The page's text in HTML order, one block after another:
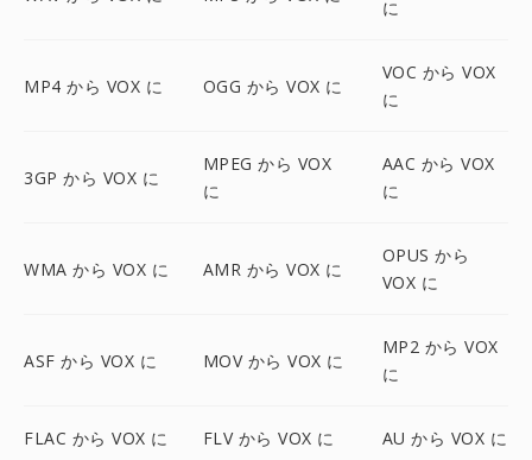
に
MP4 から VOX に OGG から VOX に
VOC から VOX
に
3GP から VOX に
MPEG から VOX
に
AAC から VOX
に
WMA から VOX に AMR から VOX に
OPUS から
VOX に
ASF から VOX に MOV から VOX に
MP2 から VOX
に
FLAC から VOX に FLV から VOX に AU から VOX に